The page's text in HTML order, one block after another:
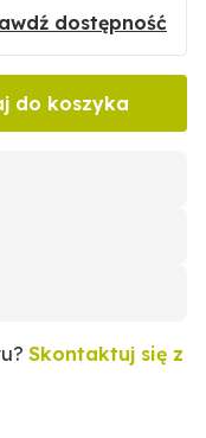
dostępność
do koszyka
Skontaktuj się z